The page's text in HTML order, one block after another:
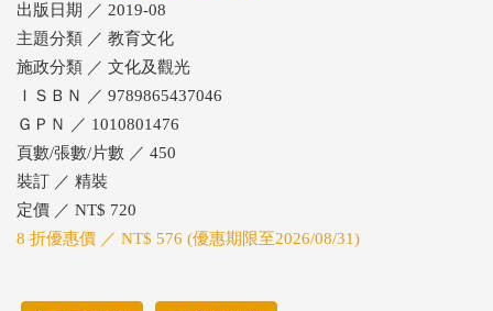
出版日期 ／ 2019-08
主題分類 ／ 教育文化
施政分類 ／ 文化及觀光
ＩＳＢＮ ／ 9789865437046
ＧＰＮ ／ 1010801476
頁數/張數/片數 ／ 450
裝訂 ／ 精裝
定價 ／ NT$ 720
8 折優惠價 ／ NT$ 576 (優惠期限至2026/08/31)